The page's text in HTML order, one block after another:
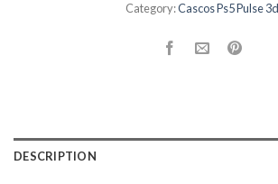
Category:Cascos Ps5 Pulse 3d
DESCRIPTION